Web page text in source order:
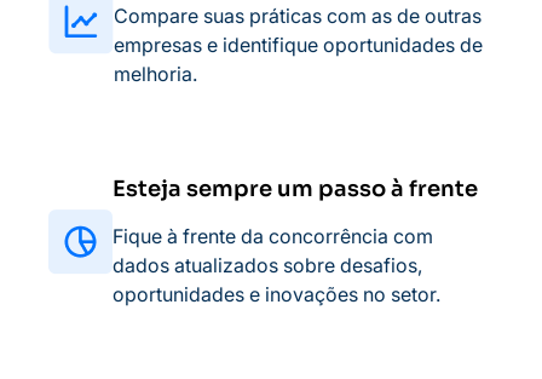
Compare suas práticas com as de outras
empresas e identifique oportunidades de
melhoria.
Esteja sempre um passo à frente
Fique à frente da concorrência com
dados atualizados sobre desafios,
oportunidades e inovações no setor.